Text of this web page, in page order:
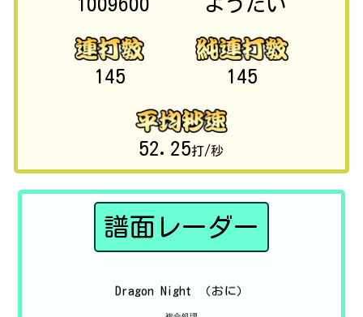
145 145
52.25打/秒
譜面レーダー